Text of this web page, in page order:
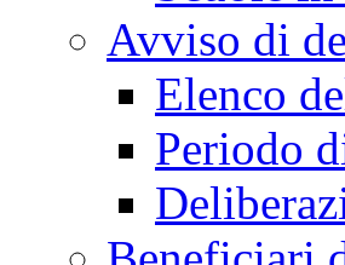
Avviso di
Elenco
Periodo